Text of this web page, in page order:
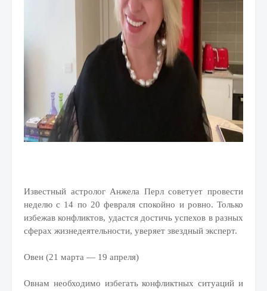
Известный астролог Анжела Перл советует провести
неделю с 14 по 20 февраля спокойно и ровно. Только
избежав конфликтов, удастся достичь успехов в разных
сферах жизнедеятельности, уверяет звездный эксперт.
Овен (21 марта — 19 апреля)
Овнам необходимо избегать конфликтных ситуаций и